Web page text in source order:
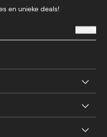
en unieke deals!